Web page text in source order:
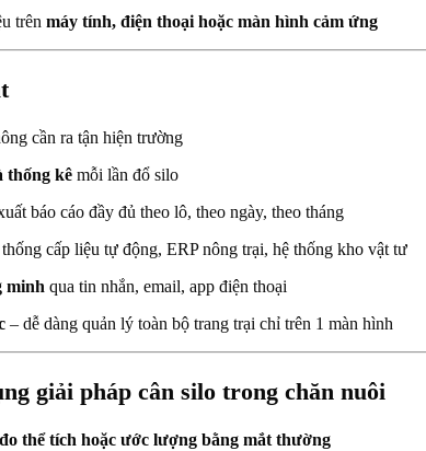
trên máy tính, điện thoại hoặc màn hình cảm ứng
cần ra tận hiện trường
thống kê mỗi lần đổ silo
báo cáo đầy đủ theo lô, theo ngày, theo tháng
cấp liệu tự động, ERP nông trại, hệ thống kho vật tư
minh qua tin nhắn, email, app điện thoại
– dễ dàng quản lý toàn bộ trang trại chỉ trên 1 màn hình
giải pháp cân silo trong chăn nuôi
thể tích hoặc ước lượng bằng mắt thường